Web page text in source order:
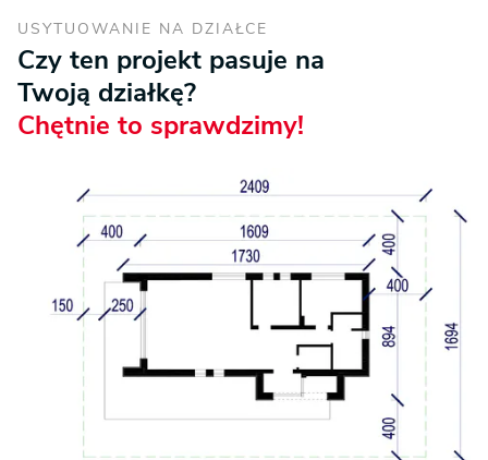
USYTUOWANIE NA DZIAŁCE
Czy ten projekt pasuje na
Twoją działkę?
Chętnie to sprawdzimy!